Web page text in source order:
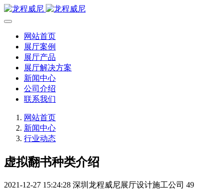
网站首页
展厅案例
展厅产品
展厅解决方案
新闻中心
公司介绍
联系我们
网站首页
新闻中心
行业动态
虚拟翻书种类介绍
2021-12-27 15:24:28 深圳龙程威尼展厅设计施工公司 49